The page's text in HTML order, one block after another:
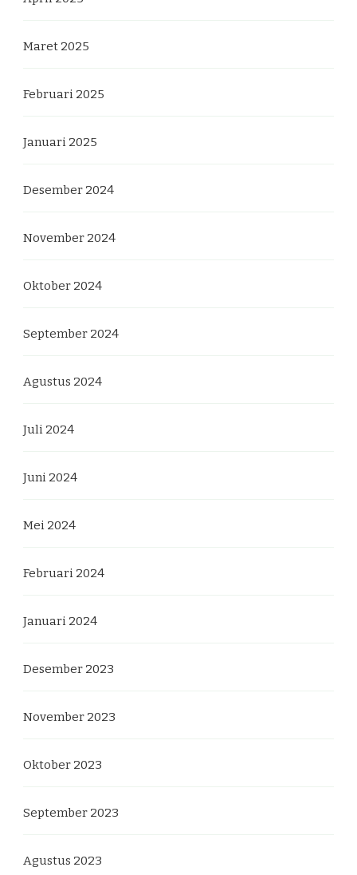
Maret 2025
Februari 2025
Januari 2025
Desember 2024
November 2024
Oktober 2024
September 2024
Agustus 2024
Juli 2024
Juni 2024
Mei 2024
Februari 2024
Januari 2024
Desember 2023
November 2023
Oktober 2023
September 2023
Agustus 2023